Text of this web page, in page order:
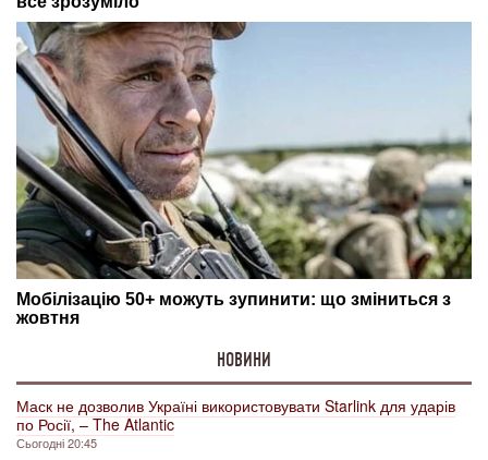
НОВИНИ
Маск не дозволив Україні використовувати Starlink для ударів
по Росії, – The Atlantic
Сьогодні 20:45